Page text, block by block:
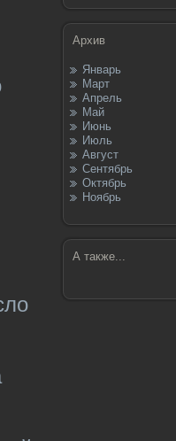
Архив
Январь
Март
Апрель
Май
Июнь
Июль
Август
Сентябрь
Октябрь
Ноябрь
А также...